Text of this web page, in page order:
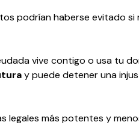
podrían haberse evitado si
vive contigo o usa tu
y puede detener una
legales más potentes y